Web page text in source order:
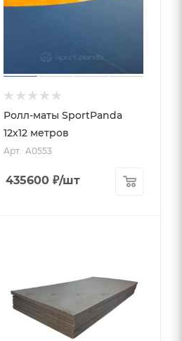
Ролл-маты SportPanda
12х12 метров
Арт.: A0553
435600₽/шт